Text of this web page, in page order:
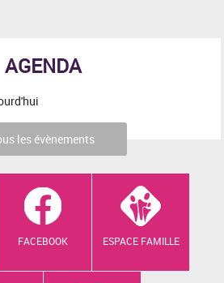
AGENDA
les évènements
FACEBOOK ESPACE FAMILLE